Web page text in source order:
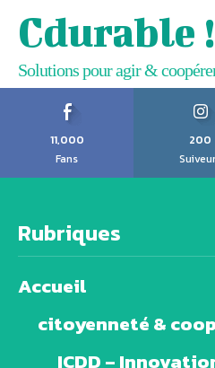
Cdurable !
Solutions pour agir &
11,000
Fans
200
Rubriques
Accueil
citoyenneté &
ICDD –